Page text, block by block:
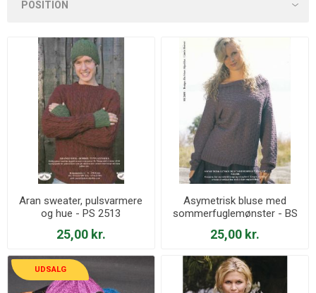
Aran sweater, pulsvarmere
og hue - PS 2513
25,00 kr.
Asymetrisk bluse med
sommerfuglemønster - BS
2608
25,00 kr.
UDSALG